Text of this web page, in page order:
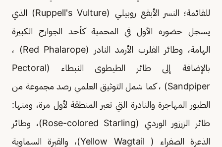
للقائمة؛ النسر الأبقع روبيلي (Ruppell's Vulture) الذي
يسجل حضوره الأول في المحمية كأحد الجوارح الكبيرة
الهامة، وطائر الفلرب الأرمد النادر (Red Phalarope) ،
بالإضافة إلى طائر الطيطوى النبطاء (Pectoral
Sandpiper) ، كما شمل التوثيق العلمي رصد مجموعة من
الطيور المهاجرة والنادرة التي تعبر المنطقة لأول مرة، ومنها:
طائر الزرزور الوردي (Rose-colored Starling)، وطائر
الذعرة الصفراء ( Yellow Wagtail)، والقبرة السماوية